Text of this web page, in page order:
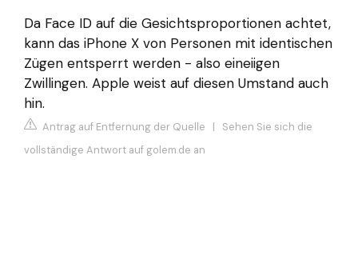
Da Face ID auf die Gesichtsproportionen achtet,
kann das iPhone X von Personen mit identischen
Zügen entsperrt werden - also eineiigen
Zwillingen. Apple weist auf diesen Umstand auch
hin.
Antrag auf Entfernung der Quelle | Sehen Sie sich die
vollständige Antwort auf golem.de an